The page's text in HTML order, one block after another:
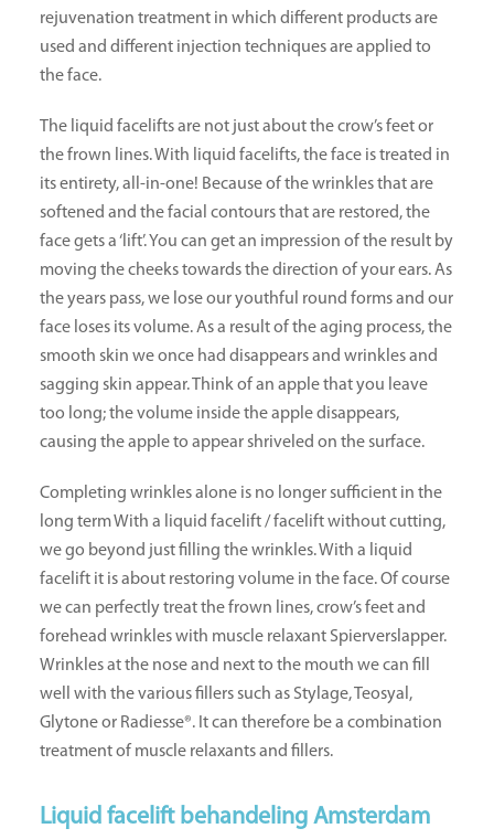
rejuvenation treatment in which different products are
used and different injection techniques are applied to
the face.
The liquid facelifts are not just about the crow’s feet or
the frown lines. With liquid facelifts, the face is treated in
its entirety, all-in-one! Because of the wrinkles that are
softened and the facial contours that are restored, the
face gets a ‘lift’. You can get an impression of the result by
moving the cheeks towards the direction of your ears. As
the years pass, we lose our youthful round forms and our
face loses its volume. As a result of the aging process, the
smooth skin we once had disappears and wrinkles and
sagging skin appear. Think of an apple that you leave
too long; the volume inside the apple disappears,
causing the apple to appear shriveled on the surface.
Completing wrinkles alone is no longer sufficient in the
long term With a liquid facelift / facelift without cutting,
we go beyond just filling the wrinkles. With a liquid
facelift it is about restoring volume in the face. Of course
we can perfectly treat the frown lines, crow’s feet and
forehead wrinkles with muscle relaxant Spierverslapper.
Wrinkles at the nose and next to the mouth we can fill
well with the various fillers such as Stylage, Teosyal,
Glytone or Radiesse®. It can therefore be a combination
treatment of muscle relaxants and fillers.
Liquid facelift behandeling Amsterdam